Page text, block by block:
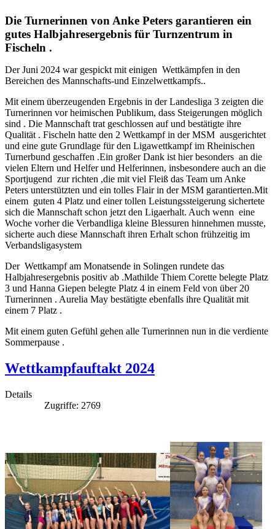
Die Turnerinnen von Anke Peters garantieren ein
gutes Halbjahresergebnis für Turnzentrum in
Fischeln .
Der Juni 2024 war gespickt mit einigen Wettkämpfen in den
Bereichen des Mannschafts-und Einzelwettkampfs..
Mit einem überzeugenden Ergebnis in der Landesliga 3 zeigten die
Turnerinnen vor heimischen Publikum, dass Steigerungen möglich
sind . Die Mannschaft trat geschlossen auf und bestätigte ihre
Qualität . Fischeln hatte den 2 Wettkampf in der MSM ausgerichtet
und eine gute Grundlage für den Ligawettkampf im Rheinischen
Turnerbund geschaffen .Ein großer Dank ist hier besonders an die
vielen Eltern und Helfer und Helferinnen, insbesondere auch an die
Sportjugend zur richten ,die mit viel Fleiß das Team um Anke
Peters unterstützten und ein tolles Flair in der MSM garantierten.Mit
einem guten 4 Platz und einer tollen Leistungssteigerung sichertete
sich die Mannschaft schon jetzt den Ligaerhalt. Auch wenn eine
Woche vorher die Verbandliga kleine Blessuren hinnehmen musste,
sicherte auch diese Mannschaft ihren Erhalt schon frühzeitig im
Verbandsligasystem
Der Wettkampf am Monatsende in Solingen rundete das
Halbjahresergebnis positiv ab .Mathilde Thiem Corette belegte Platz
3 und Hanna Giepen belegte Platz 4 in einem Feld von über 20
Turnerinnen . Aurelia May bestätigte ebenfalls ihre Qualität mit
einem 7 Platz .
Mit einem guten Gefühl gehen alle Turnerinnen nun in die verdiente
Sommerpause .
Wettkampfauftakt 2024
Details
Zugriffe: 2769